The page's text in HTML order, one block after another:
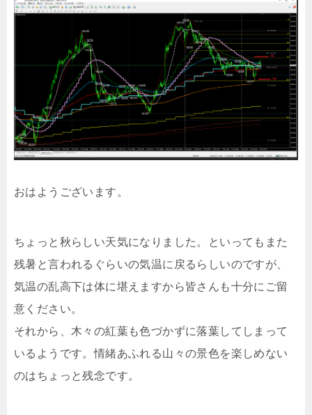
おはようございます。
ちょっと秋らしい天気になりました。といってもまた
残暑と言われるぐらいの気温に戻るらしいのですが、
気温の乱高下は体に堪えますから皆さんも十分にご留
意ください。
それから、木々の紅葉も色づかずに落葉してしまって
いるようです。情緒あふれる山々の景色を楽しめない
のはちょっと残念です。